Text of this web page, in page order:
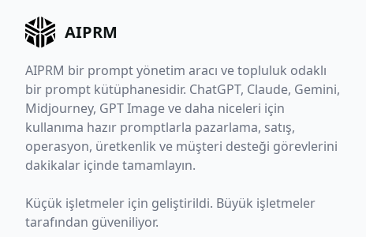
AIPRM
AIPRM bir prompt yönetim aracı ve topluluk odaklı
bir prompt kütüphanesidir. ChatGPT, Claude, Gemini,
Midjourney, GPT Image ve daha niceleri için
kullanıma hazır promptlarla pazarlama, satış,
operasyon, üretkenlik ve müşteri desteği görevlerini
dakikalar içinde tamamlayın.
Küçük işletmeler için geliştirildi. Büyük işletmeler
tarafından güveniliyor.